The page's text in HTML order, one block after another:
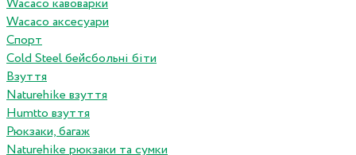
Wacaco кавоварки
Wacaco аксесуари
Спорт
Cold Steel бейсбольні біти
Взуття
Naturehike взуття
Humtto взуття
Рюкзаки, багаж
Naturehike рюкзаки та сумки